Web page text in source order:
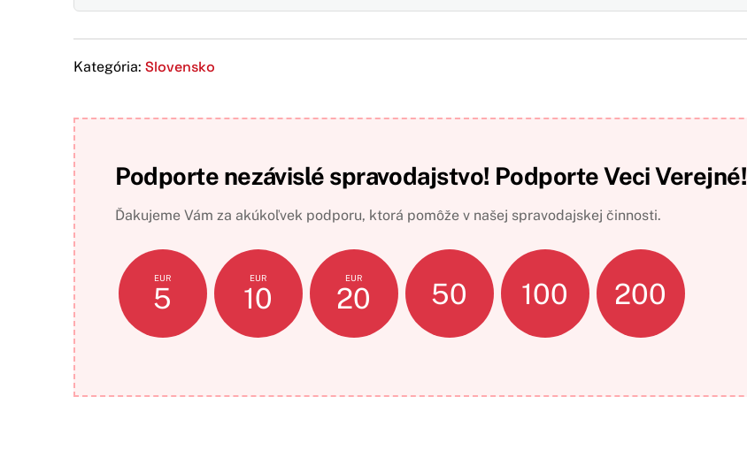
Kategória:Slovensko
Podporte nezávislé spravodajstvo! Podporte Veci Verejné!
Ďakujeme Vám za akúkoľvek podporu, ktorá pomôže v našej spravodajskej činnosti.
EUR
5
EUR
10
EUR
20 50 100 200